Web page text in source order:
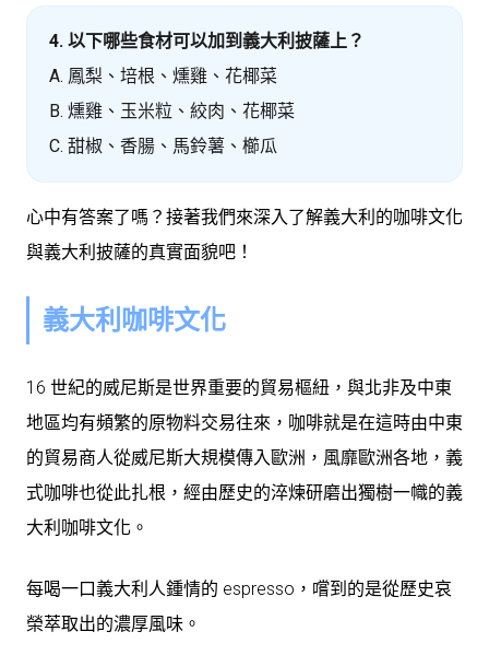
4. 以下哪些食材可以加到義大利披薩上？
A. 鳳梨、培根、燻雞、花椰菜
B. 燻雞、玉米粒、絞肉、花椰菜
C. 甜椒、香腸、馬鈴薯、櫛瓜
心中有答案了嗎？接著我們來深入了解義大利的咖啡文化
與義大利披薩的真實面貌吧！
義大利咖啡文化
16 世紀的威尼斯是世界重要的貿易樞紐，與北非及中東
地區均有頻繁的原物料交易往來，咖啡就是在這時由中東
的貿易商人從威尼斯大規模傳入歐洲，風靡歐洲各地，義
式咖啡也從此扎根，經由歷史的淬煉研磨出獨樹一幟的義
大利咖啡文化。
每喝一口義大利人鍾情的 espresso，嚐到的是從歷史哀
榮萃取出的濃厚風味。